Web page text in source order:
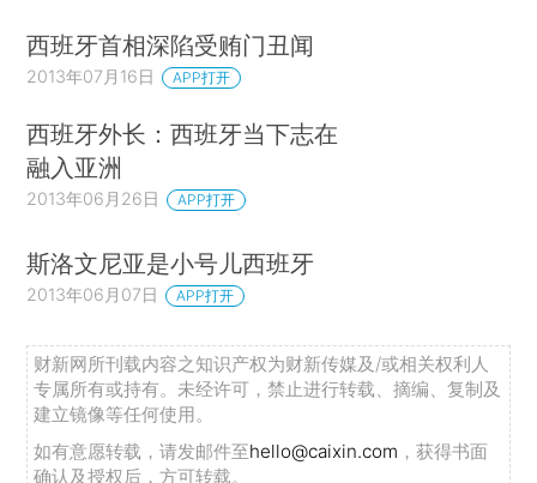
西班牙首相深陷受贿门丑闻
2013年07月16日 APP打开
西班牙外长：西班牙当下志在
融入亚洲
2013年06月26日 APP打开
斯洛文尼亚是小号儿西班牙
2013年06月07日 APP打开
财新网所刊载内容之知识产权为财新传媒及/或相关权利人
专属所有或持有。未经许可，禁止进行转载、摘编、复制及
建立镜像等任何使用。
如有意愿转载，请发邮件至hello@caixin.com ，获得书面
确认及授权后，方可转载。